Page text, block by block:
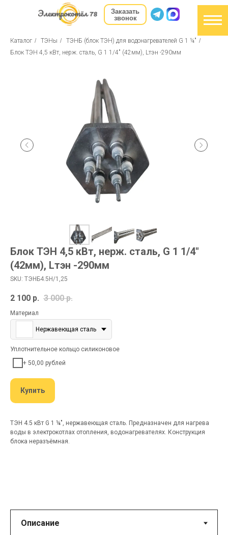
Заказать
звонок
Каталог / ТЭНы / ТЭНБ (блок ТЭН) для водонагревателей G 1 ¼" /
Блок ТЭН 4,5 кВт, нерж. сталь, G 1 1/4" (42мм), Lтэн -290мм
Блок ТЭН 4,5 кВт, нерж. сталь, G 1 1/4"
(42мм), Lтэн -290мм
SKU: ТЭНБ4.5Н/1,25
2 100 р. 3 000 р.
Материал
Нержавеющая сталь
Уплотнительное кольцо силиконовое
+ 50,00 рублей
Купить
ТЭН 4.5 кВт G 1 ¼", нержавеющая сталь. Предназначен для нагрева
воды в электрокотлах отопления, водонагревателях. Конструкция
блока неразъёмная.